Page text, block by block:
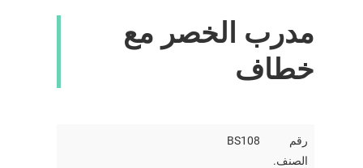
مدرب الخصر مع
خطاف
رقم
الصنف.
BS108